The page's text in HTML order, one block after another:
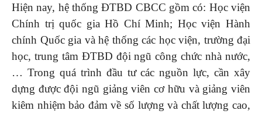
Hiện nay, hệ thống ĐTBD CBCC gồm có: Học viện
Chính trị quốc gia Hồ Chí Minh; Học viện Hành
chính Quốc gia và hệ thống các học viện, trường đại
học, trung tâm ĐTBD đội ngũ công chức nhà nước,
… Trong quá trình đầu tư các nguồn lực, cần xây
dựng được đội ngũ giảng viên cơ hữu và giảng viên
kiêm nhiệm bảo đảm về số lượng và chất lượng cao,